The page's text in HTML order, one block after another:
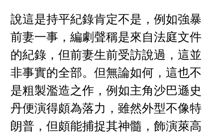
說這是持平紀錄肯定不是，例如強暴
前妻一事，編劇聲稱是來自法庭文件
的紀錄，但前妻生前受訪說過，這並
非事實的全部。但無論如何，這也不
是粗製濫造之作，例如主角沙巴遜史
丹便演得頗為落力，雖然外型不像特
朗普，但頗能捕捉其神髓，飾演萊高